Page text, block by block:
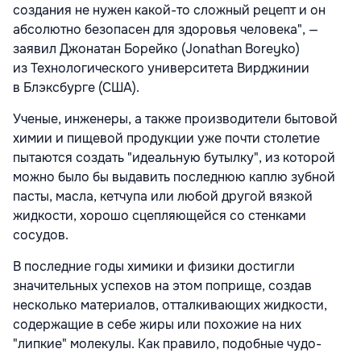
создания не нужен какой-то сложный рецепт и он
абсолютно безопасен для здоровья человека", —
заявил Джонатан Борейко (Jonathan Boreyko)
из Технологического университета Вирджинии
в Блэксбурге (США).
Ученые, инженеры, а также производители бытовой
химии и пищевой продукции уже почти столетие
пытаются создать "идеальную бутылку", из которой
можно было бы выдавить последнюю каплю зубной
пасты, масла, кетчупа или любой другой вязкой
жидкости, хорошо сцепляющейся со стенками
сосудов.
В последние годы химики и физики достигли
значительных успехов на этом поприще, создав
несколько материалов, отталкивающих жидкости,
содержащие в себе жиры или похожие на них
"липкие" молекулы. Как правило, подобные чудо-